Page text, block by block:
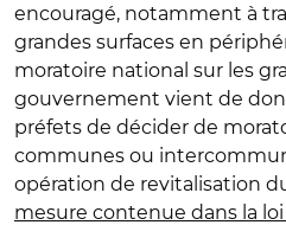
encouragé, notamment à
grandes surfaces en
moratoire national sur les
gouvernement vient de
préfets de décider de
communes ou
opération de revitalisation
mesure contenue dans la loi